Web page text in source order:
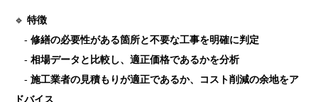
🔹 特徴
- 修繕の必要性がある箇所と不要な工事を明確に判定
- 相場データと比較し、適正価格であるかを分析
- 施工業者の見積もりが適正であるか、コスト削減の余地をア
ドバイス